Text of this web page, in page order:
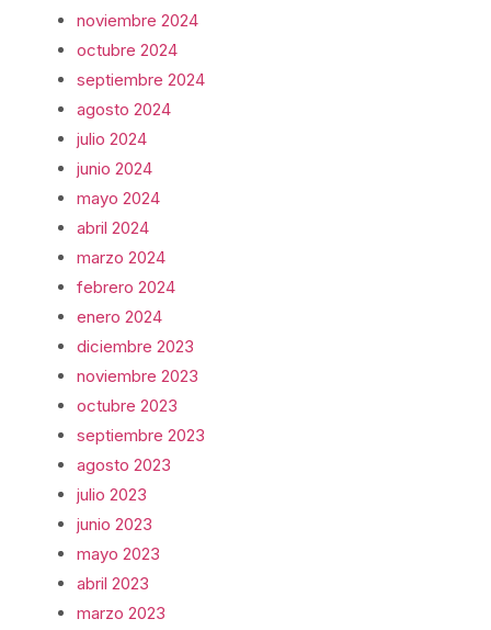
noviembre 2024
octubre 2024
septiembre 2024
agosto 2024
julio 2024
junio 2024
mayo 2024
abril 2024
marzo 2024
febrero 2024
enero 2024
diciembre 2023
noviembre 2023
octubre 2023
septiembre 2023
agosto 2023
julio 2023
junio 2023
mayo 2023
abril 2023
marzo 2023